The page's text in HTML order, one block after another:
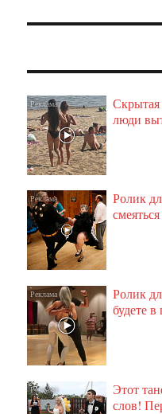
люди
Ролик
Ролик
будете
Этот
слов!